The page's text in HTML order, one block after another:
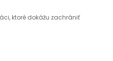
ktoré dokážu zachrániť